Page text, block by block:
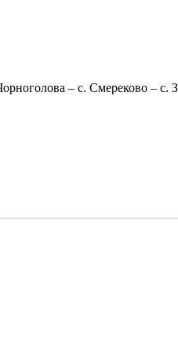
– с. Смереково –